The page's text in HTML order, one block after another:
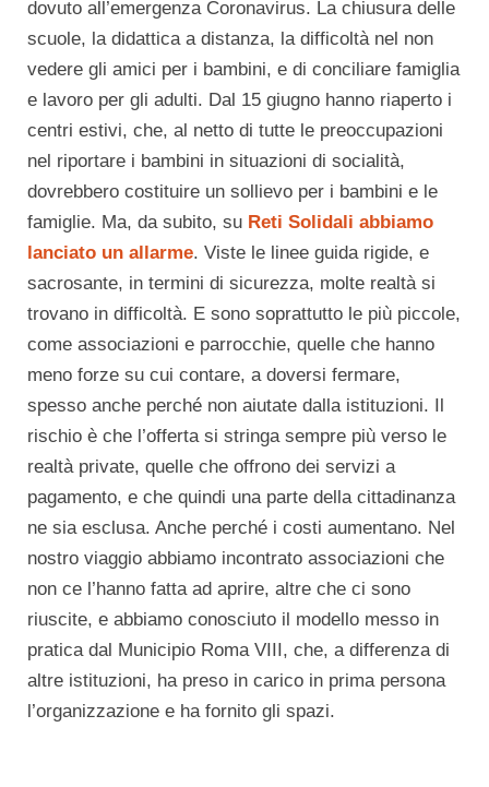
dovuto all’emergenza Coronavirus. La chiusura delle
scuole, la didattica a distanza, la difficoltà nel non
vedere gli amici per i bambini, e di conciliare famiglia
e lavoro per gli adulti. Dal 15 giugno hanno riaperto i
centri estivi, che, al netto di tutte le preoccupazioni
nel riportare i bambini in situazioni di socialità,
dovrebbero costituire un sollievo per i bambini e le
famiglie. Ma, da subito, su Reti Solidali abbiamo
lanciato un allarme. Viste le linee guida rigide, e
sacrosante, in termini di sicurezza, molte realtà si
trovano in difficoltà. E sono soprattutto le più piccole,
come associazioni e parrocchie, quelle che hanno
meno forze su cui contare, a doversi fermare,
spesso anche perché non aiutate dalla istituzioni. Il
rischio è che l’offerta si stringa sempre più verso le
realtà private, quelle che offrono dei servizi a
pagamento, e che quindi una parte della cittadinanza
ne sia esclusa. Anche perché i costi aumentano. Nel
nostro viaggio abbiamo incontrato associazioni che
non ce l’hanno fatta ad aprire, altre che ci sono
riuscite, e abbiamo conosciuto il modello messo in
pratica dal Municipio Roma VIII, che, a differenza di
altre istituzioni, ha preso in carico in prima persona
l’organizzazione e ha fornito gli spazi.